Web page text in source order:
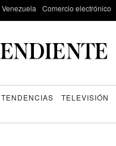
Venezuela Comercio electrónico
TENDENCIAS TELEVISIÓN